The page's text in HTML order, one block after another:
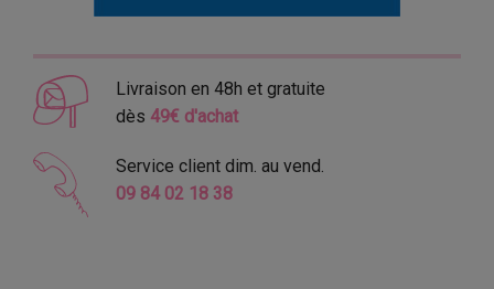
Livraison en 48h et gratuite
dès 49€ d'achat
Service client dim. au vend.
09 84 02 18 38